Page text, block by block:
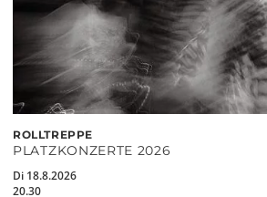
ROLLTREPPE
PLATZKONZERTE 2026
Di 18.8.2026
20.30